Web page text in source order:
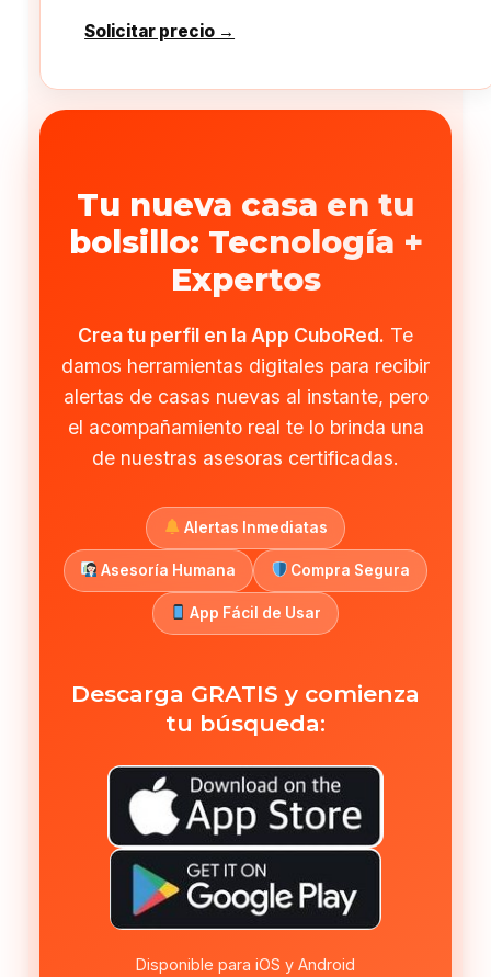
Solicitar precio →
Tu nueva casa en tu
bolsillo: Tecnología +
Expertos
Crea tu perfil en la App CuboRed. Te
damos herramientas digitales para recibir
alertas de casas nuevas al instante, pero
el acompañamiento real te lo brinda una
de nuestras asesoras certificadas.
Alertas Inmediatas
Asesoría Humana Compra Segura
App Fácil de Usar
Descarga GRATIS y comienza
tu búsqueda:
Disponible para iOS y Android